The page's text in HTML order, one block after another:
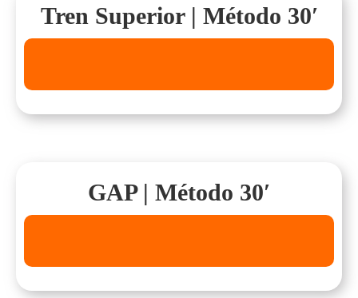
Tren Superior | Método 30′
GAP | Método 30′